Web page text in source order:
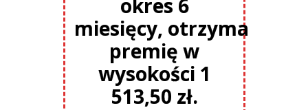
okres 6
miesięcy, otrzyma
premię w
wysokości 1
513,50 zł.